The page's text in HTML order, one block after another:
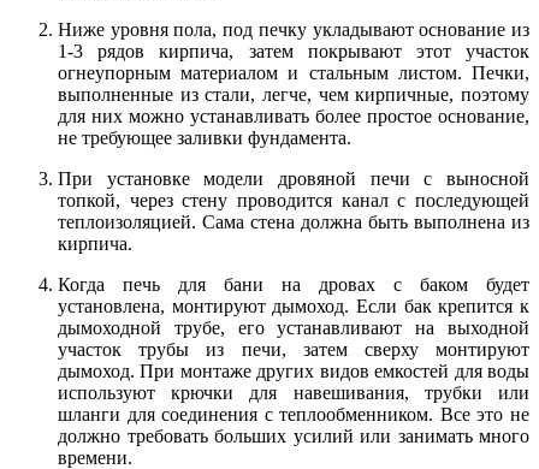
Ниже уровня пола, под печку укладывают основание из
1-3 рядов кирпича, затем покрывают этот участок
огнеупорным материалом и стальным листом. Печки,
выполненные из стали, легче, чем кирпичные, поэтому
для них можно устанавливать более простое основание,
не требующее заливки фундамента.
При установке модели дровяной печи с выносной
топкой, через стену проводится канал с последующей
теплоизоляцией. Сама стена должна быть выполнена из
кирпича.
Когда печь для бани на дровах с баком будет
установлена, монтируют дымоход. Если бак крепится к
дымоходной трубе, его устанавливают на выходной
участок трубы из печи, затем сверху монтируют
дымоход. При монтаже других видов емкостей для воды
используют крючки для навешивания, трубки или
шланги для соединения с теплообменником. Все это не
должно требовать больших усилий или занимать много
времени.